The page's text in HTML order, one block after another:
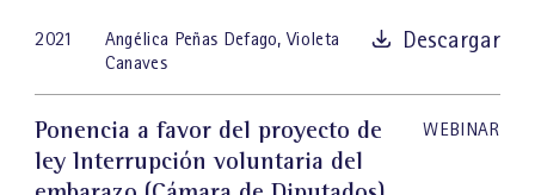
2021 Angélica Peñas Defago, Violeta
Canaves
Descargar
Ponencia a favor del proyecto de
ley Interrupción voluntaria del
WEBINAR